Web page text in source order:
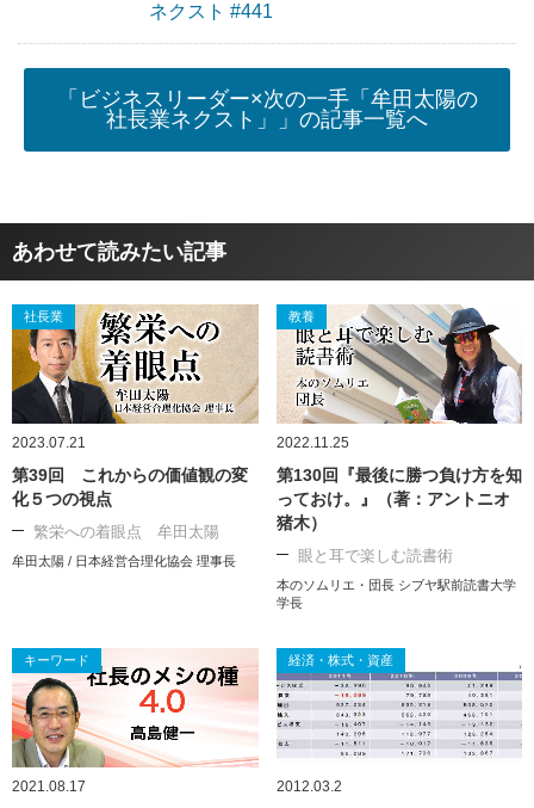
ネクスト #441
「ビジネスリーダー×次の一手「牟田太陽の
社長業ネクスト」」の記事一覧へ
あわせて読みたい記事
社長業
2023.07.21
第39回 これからの価値観の変
化５つの視点
繁栄への着眼点 牟田太陽
牟田太陽 / 日本経営合理化協会 理事長
教養
2022.11.25
第130回『最後に勝つ負け方を知
っておけ。』（著：アントニオ
猪木）
眼と耳で楽しむ読書術
本のソムリエ・団長 シブヤ駅前読書大学
学長
キーワード
2021.08.17
経済・株式・資産
2012.03.2